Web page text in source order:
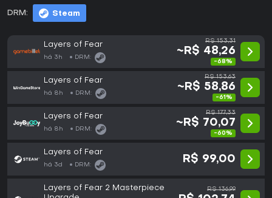
DRM: Steam
Layers of Fear
há 3h DRM:
R$ 153,31
~R$ 48,26
-68%
Layers of Fear
há 8h DRM:
R$ 153,63
~R$ 58,86
-61%
Layers of Fear
há 8h DRM:
R$ 177,33
~R$ 70,07
-60%
Layers of Fear
há 3d DRM:
R$ 99,00
Layers of Fear 2 Masterpiece
R$ 136,99